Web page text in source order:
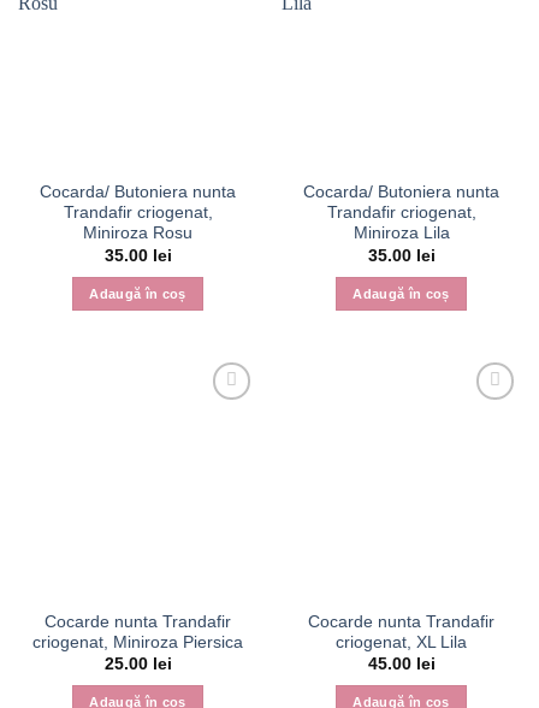
Cocarda/ Butoniera nunta
Trandafir criogenat,
Miniroza Rosu
35.00 lei
Adaugă în coș
Cocarda/ Butoniera nunta
Trandafir criogenat,
Miniroza Lila
35.00 lei
Adaugă în coș
Cocarde nunta Trandafir
criogenat, Miniroza Piersica
25.00 lei
Adaugă în coș
Cocarde nunta Trandafir
criogenat, XL Lila
45.00 lei
Adaugă în coș